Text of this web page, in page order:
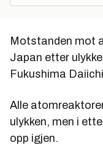
Motstanden mot
Japan etter
Fukushima
Alle
ulykken, men i
opp igjen.